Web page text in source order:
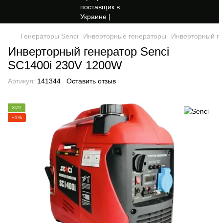
Генераторы Senci Инверторные генераторы Инверторный
Инверторный генератор Senci
SC1400i 230V 1200W
Артикул: 141344 Оставить отзыв
ХИТ
−1%